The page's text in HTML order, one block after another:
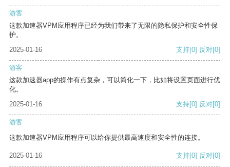
游客
这款加速器VPM应用程序已经为我们带来了无限的隐私保护和安全性保
护。
2025-01-16
支持[0] 反对[0]
游客
这款加速器app的操作有点复杂，可以简化一下，比如将设置页面进行优
化。
2025-01-16
支持[0] 反对[0]
游客
这款加速器VPM应用程序可以给你提供最高速度和安全性的连接。
2025-01-16 支持[0] 反对[0]